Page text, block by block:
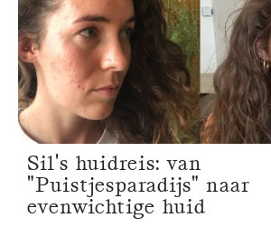
Sil's huidreis: van
"Puistjesparadijs" naar
evenwichtige huid